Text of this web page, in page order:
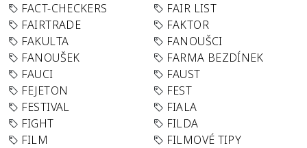
FACT-CHECKERS
FAIR LIST
FAIRTRADE
FAKTOR
FAKULTA
FANOUŠCI
FANOUŠEK
FARMA BEZDÍNEK
FAUCI
FAUST
FEJETON
FEST
FESTIVAL
FIALA
FIGHT
FILDA
FILM
FILMOVÉ TIPY